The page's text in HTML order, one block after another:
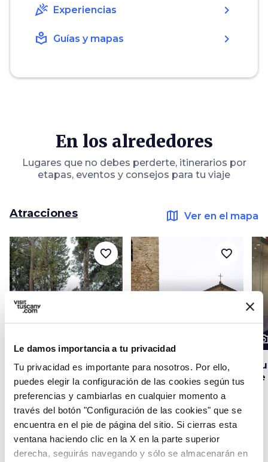
Le damos importancia a tu privacidad
Tu privacidad es importante para nosotros. Por ello,
puedes elegir la configuración de las cookies según tus
preferencias y cambiarlas en cualquier momento a
través del botón "Configuración de las cookies" que se
encuentra en el pie de página del sitio. Si cierras esta
ventana haciendo clic en la X en la parte superior
derecha, seguirás navegando y sólo se almacenarán en
celebration Experiencias chevron_right
local_library Guías y mapas chevron_right
En los alrededores
Lugares que no debes perderte, itinerarios por
etapas, eventos y consejos para tu viaje
Atracciones map Ver en el mapa
Área arqueológica de
Frascole
favorite_border
Parroquia Santa
Maria en Dicomano
favorite_border
Ideas map Ver en el mapa